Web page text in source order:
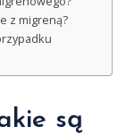
z migreną?
są